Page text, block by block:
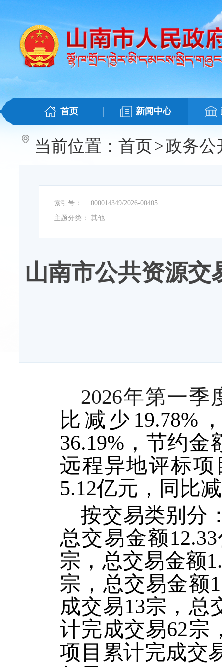
首页 新闻中心
当前位置： 首页>政务公
索引号：
000014349/2026-00405
主题分类：
其他
山南市公共资源交
2026年第一季
比减少 19.78%
36.19% ，节约金
远程异地评标项
5.12亿元，同比
按交易类别分
总交易金额12.33
宗 ，总交易金额
宗 ，总交易金额
成交易13宗 ，总
计完成交易62宗
项目累计完成交